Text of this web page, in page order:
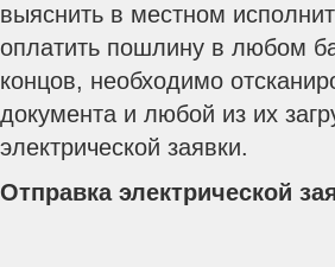
выяснить в местном
оплатить пошлину в любом
концов, необходимо
документа и любой из их
электрической заявки.
Отправка электрической